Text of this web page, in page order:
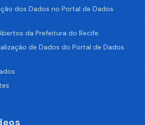
dos Dados no Portal de Dados
da Prefeitura do Recife
de Dados do Portal de Dados